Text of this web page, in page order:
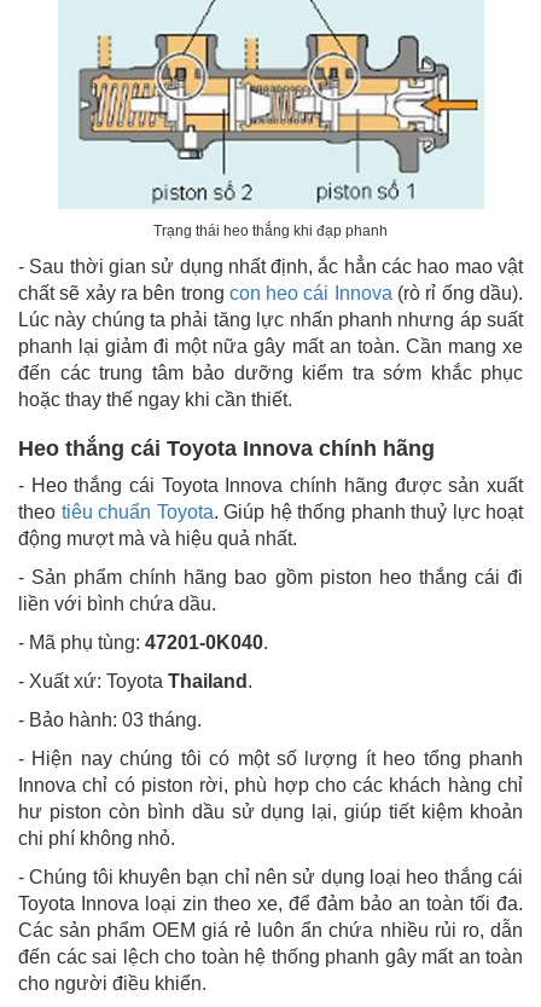
Trạng thái heo thắng khi đạp phanh
- Sau thời gian sử dụng nhất định, ắc hẳn các hao mao vật
chất sẽ xảy ra bên trong con heo cái Innova (rò rỉ ống dầu).
Lúc này chúng ta phải tăng lực nhấn phanh nhưng áp suất
phanh lại giảm đi một nữa gây mất an toàn. Cần mang xe
đến các trung tâm bảo dưỡng kiểm tra sớm khắc phục
hoặc thay thế ngay khi cần thiết.
Heo thắng cái Toyota Innova chính hãng
- Heo thắng cái Toyota Innova chính hãng được sản xuất
theo tiêu chuẩn Toyota. Giúp hệ thống phanh thuỷ lực hoạt
động mượt mà và hiệu quả nhất.
- Sản phẩm chính hãng bao gồm piston heo thắng cái đi
liền với bình chứa dầu.
- Mã phụ tùng: 47201-0K040.
- Xuất xứ: Toyota Thailand .
- Bảo hành: 03 tháng.
- Hiện nay chúng tôi có một số lượng ít heo tổng phanh
Innova chỉ có piston rời, phù hợp cho các khách hàng chỉ
hư piston còn bình dầu sử dụng lại, giúp tiết kiệm khoản
chi phí không nhỏ.
- Chúng tôi khuyên bạn chỉ nên sử dụng loại heo thắng cái
Toyota Innova loại zin theo xe, để đảm bảo an toàn tối đa.
Các sản phẩm OEM giá rẻ luôn ẩn chứa nhiều rủi ro, dẫn
đến các sai lệch cho toàn hệ thống phanh gây mất an toàn
cho người điều khiển.